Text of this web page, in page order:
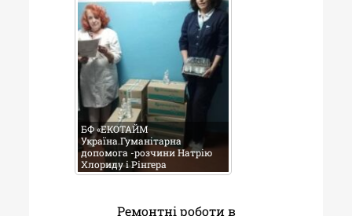
БФ «ЕКОТАЙМ
Україна.Гуманітарна
допомога -розчини Натрію
Хлориду і Рінгера
Ремонтні роботи в